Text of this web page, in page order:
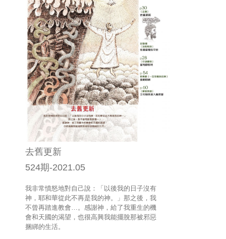
去舊更新
524期-2021.05
我非常憤怒地對自己說：「以後我的日子沒有
神，耶和華從此不再是我的神。」那之後，我
不曾再踏進教會…。感謝神，給了我重生的機
會和天國的渴望，也很高興我能擺脫那被邪惡
捆綁的生活。